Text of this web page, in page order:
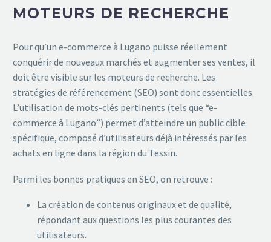
MOTEURS DE RECHERCHE
Pour qu’un e-commerce à Lugano puisse réellement
conquérir de nouveaux marchés et augmenter ses ventes, il
doit être visible sur les moteurs de recherche. Les
stratégies de référencement (SEO) sont donc essentielles.
L’utilisation de mots-clés pertinents (tels que “e-
commerce à Lugano”) permet d’atteindre un public cible
spécifique, composé d’utilisateurs déjà intéressés par les
achats en ligne dans la région du Tessin.
Parmi les bonnes pratiques en SEO, on retrouve :
La création de contenus originaux et de qualité,
répondant aux questions les plus courantes des
utilisateurs.